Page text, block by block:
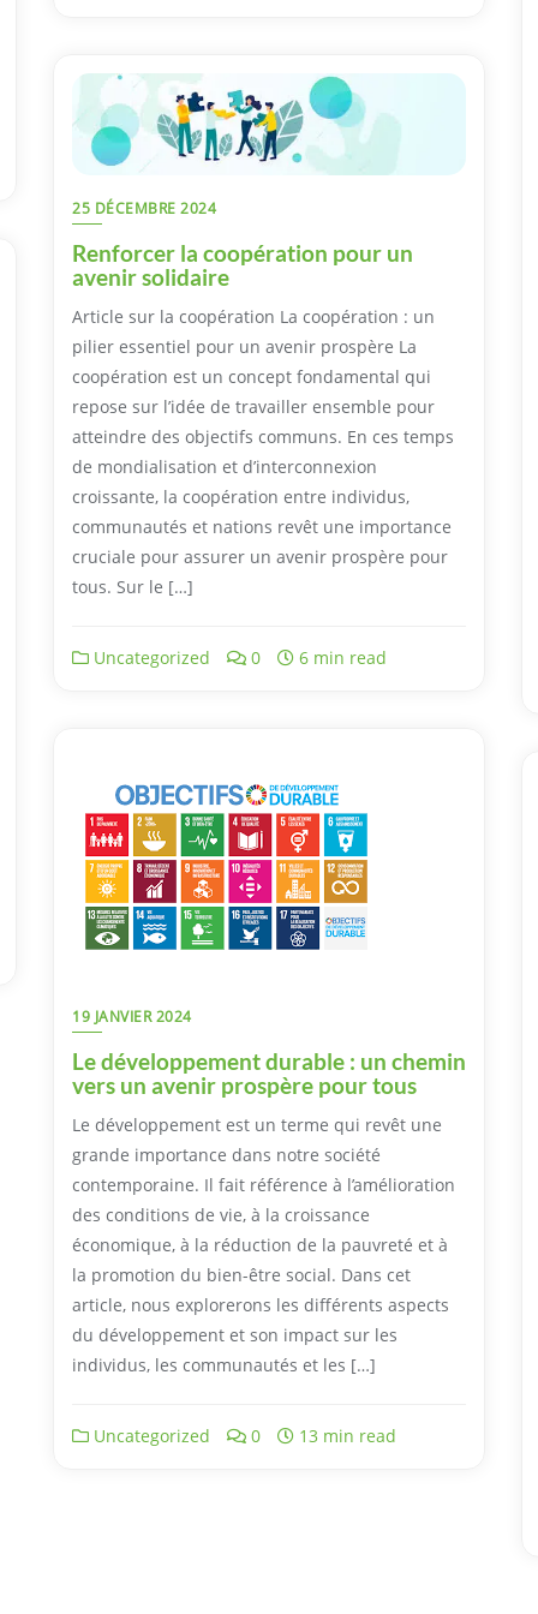
25 DÉCEMBRE 2024
Renforcer la coopération pour un
avenir solidaire
Article sur la coopération La coopération : un
pilier essentiel pour un avenir prospère La
coopération est un concept fondamental qui
repose sur l’idée de travailler ensemble pour
atteindre des objectifs communs. En ces temps
de mondialisation et d’interconnexion
croissante, la coopération entre individus,
communautés et nations revêt une importance
cruciale pour assurer un avenir prospère pour
tous. Sur le […]
Uncategorized 0 6 min read
19 JANVIER 2024
Le développement durable : un chemin
vers un avenir prospère pour tous
Le développement est un terme qui revêt une
grande importance dans notre société
contemporaine. Il fait référence à l’amélioration
des conditions de vie, à la croissance
économique, à la réduction de la pauvreté et à
la promotion du bien-être social. Dans cet
article, nous explorerons les différents aspects
du développement et son impact sur les
individus, les communautés et les […]
Uncategorized 0 13 min read